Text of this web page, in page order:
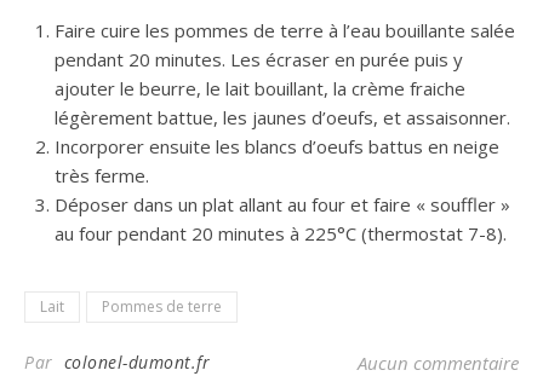
Faire cuire les pommes de terre à l’eau bouillante salée
pendant 20 minutes. Les écraser en purée puis y
ajouter le beurre, le lait bouillant, la crème fraiche
légèrement battue, les jaunes d’oeufs, et assaisonner.
Incorporer ensuite les blancs d’oeufs battus en neige
très ferme.
Déposer dans un plat allant au four et faire « souffler »
au four pendant 20 minutes à 225°C (thermostat 7-8).
Lait Pommes de terre
Par colonel-dumont.fr Aucun commentaire